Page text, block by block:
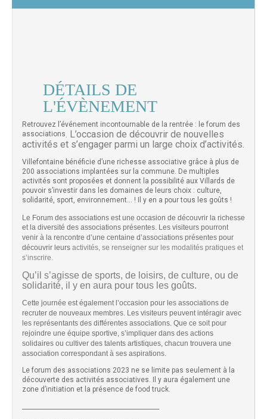
DÉTAILS DE
L'ÉVÈNEMENT
Retrouvez l’événement incontournable de la rentrée : le forum des
associations. L’occasion de découvrir de nouvelles
activités et s’engager parmi un large choix d’activités.
Villefontaine bénéficie d’une richesse associative grâce à plus de
200 associations implantées sur la commune. De multiples
activités sont proposées et donnent la possibilité aux Villards de
pouvoir s’investir dans les domaines de leurs choix : culture,
solidarité, sport, environnement… ! Il y en a pour tous les goûts !
Le Forum des associations est une occasion de découvrir la richesse
et la diversité des associations présentes. Les visiteurs pourront
venir à la rencontre d’une centaine d’associations présentes pour
découvrir leurs activités, se renseigner sur les modalités pratiques et
s’inscrire.
Qu’il s’agisse de sports, de loisirs, de culture, ou de
solidarité, il y en aura pour tous les goûts.
Cette journée est également l’occasion pour les associations de
recruter de nouveaux membres. Les visiteurs peuvent intéragir avec
les représentants des différentes associations. Que ce soit pour
rejoindre une équipe sportive, s’impliquer dans des actions
solidaires ou cultiver des talents artistiques, chacun trouvera une
association correspondant à ses aspirations.
Le forum des associations 2023 ne se limite pas seulement à la
découverte des activités associatives. Il y aura également une
zone d’initiation et la présence de food truck.